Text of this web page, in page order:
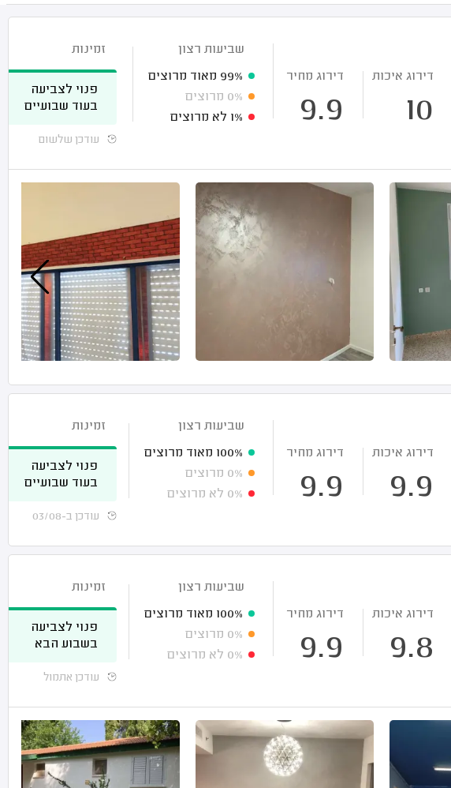
דירוג איכות
10
דירוג מחיר
9.9
שביעות רצון
99% מאוד מרוצים
0% מרוצים
1% לא מרוצים
זמינות
פנוי לצביעה
בעוד שבועיים
עודכן שלשום
דירוג איכות
9.9
דירוג מחיר
9.9
שביעות רצון
100% מאוד מרוצים
0% מרוצים
0% לא מרוצים
זמינות
פנוי לצביעה
בעוד שבועיים
עודכן ב-03/08
דירוג איכות
9.8
דירוג מחיר
9.9
שביעות רצון
100% מאוד מרוצים
0% מרוצים
0% לא מרוצים
זמינות
פנוי לצביעה
בשבוע הבא
עודכן אתמול